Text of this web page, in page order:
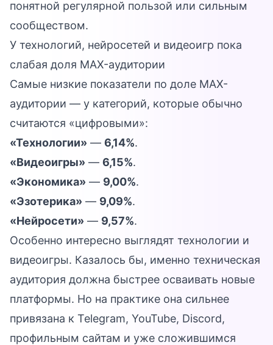
понятной регулярной пользой или сильным
сообществом.
У технологий, нейросетей и видеоигр пока
слабая доля MAX-аудитории
Самые низкие показатели по доле MAX-
аудитории — у категорий, которые обычно
считаются «цифровыми»:
«Технологии» — 6,14%.
«Видеоигры» — 6,15%.
«Экономика» — 9,00%.
«Эзотерика» — 9,09%.
«Нейросети» — 9,57%.
Особенно интересно выглядят технологии и
видеоигры. Казалось бы, именно техническая
аудитория должна быстрее осваивать новые
платформы. Но на практике она сильнее
привязана к Telegram, YouTube, Discord,
профильным сайтам и уже сложившимся